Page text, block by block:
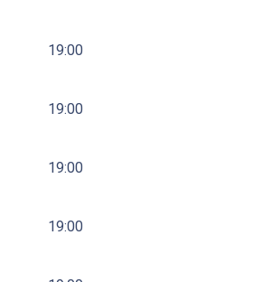
19:00
19:00
19:00
19:00